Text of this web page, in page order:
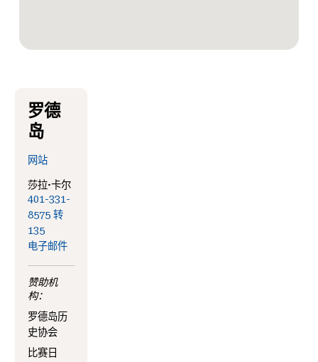
罗德
岛
网站
莎拉·卡尔
401-331-
8575 转
135
电子邮件
赞助机
构：
罗德岛历
史协会
比赛日